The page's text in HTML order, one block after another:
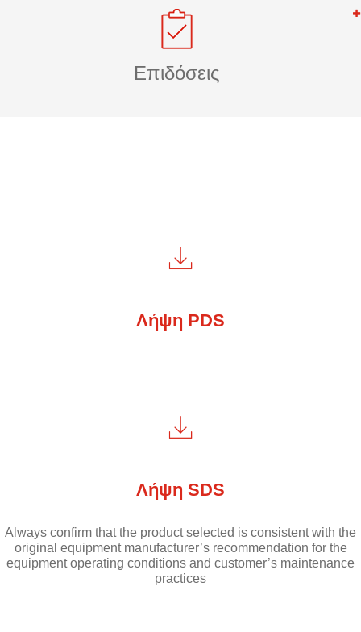
Επιδόσεις
Λήψη PDS
Λήψη SDS
Always confirm that the product selected is consistent with the
original equipment manufacturer’s recommendation for the
equipment operating conditions and customer’s maintenance
practices